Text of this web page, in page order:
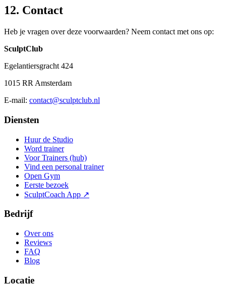
12. Contact
Heb je vragen over deze voorwaarden? Neem contact met ons op:
SculptClub
Egelantiersgracht 424
1015 RR Amsterdam
E-mail: contact@sculptclub.nl
Diensten
Huur de Studio
Word trainer
Voor Trainers (hub)
Vind een personal trainer
Open Gym
Eerste bezoek
SculptCoach App ↗
Bedrijf
Over ons
Reviews
FAQ
Blog
Locatie